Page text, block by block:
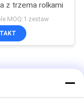
z trzema rolkami
MOQ:1 zestaw
NC Control 3